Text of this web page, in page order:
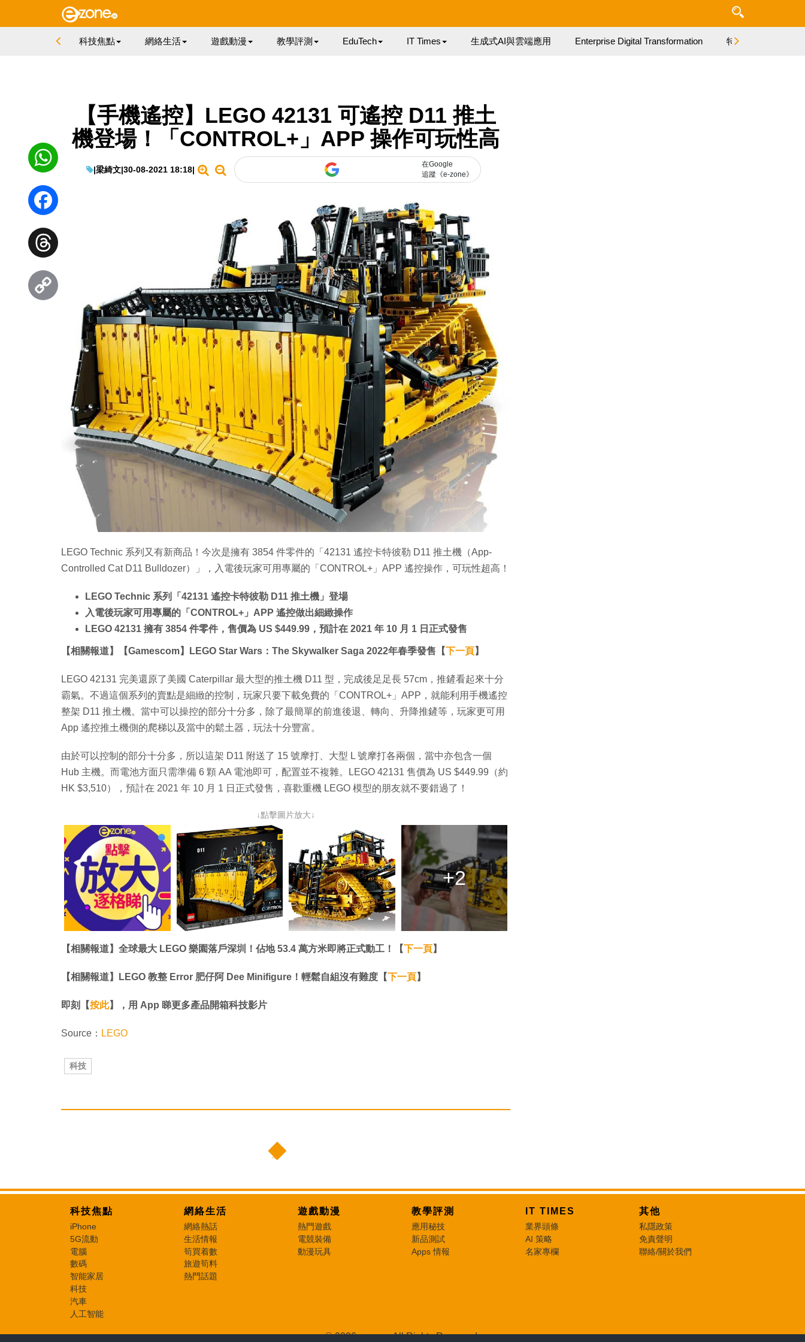
科技焦點 網絡生活 遊戲動漫 教學評測 EduTech IT Times 生成式AI與雲端應用 Enterprise Digital Transformation 特集
【手機遙控】LEGO 42131 可遙控 D11 推土
機登場！「CONTROL+」APP 操作可玩性高
|梁綺文|30-08-2021 18:18|
在Google
追蹤《e-zone》
LEGO Technic 系列又有新商品！今次是擁有 3854 件零件的「42131 遙控卡特彼勒 D11 推土機（App-
Controlled Cat D11 Bulldozer）」，入電後玩家可用專屬的「CONTROL+」APP 遙控操作，可玩性超高！
LEGO Technic 系列「42131 遙控卡特彼勒 D11 推土機」登場
入電後玩家可用專屬的「CONTROL+」APP 遙控做出細緻操作
LEGO 42131 擁有 3854 件零件，售價為 US $449.99，預計在 2021 年 10 月 1 日正式發售
【相關報道】【Gamescom】LEGO Star Wars：The Skywalker Saga 2022年春季發售【下一頁】
LEGO 42131 完美還原了美國 Caterpillar 最大型的推土機 D11 型，完成後足足長 57cm，推鏟看起來十分
霸氣。不過這個系列的賣點是細緻的控制，玩家只要下載免費的「CONTROL+」APP，就能利用手機遙控
整架 D11 推土機。當中可以操控的部分十分多，除了最簡單的前進後退、轉向、升降推鏟等，玩家更可用
App 遙控推土機側的爬梯以及當中的鬆土器，玩法十分豐富。
由於可以控制的部分十分多，所以這架 D11 附送了 15 號摩打、大型 L 號摩打各兩個，當中亦包含一個
Hub 主機。而電池方面只需準備 6 顆 AA 電池即可，配置並不複雜。LEGO 42131 售價為 US $449.99（約
HK $3,510），預計在 2021 年 10 月 1 日正式發售，喜歡重機 LEGO 模型的朋友就不要錯過了！
↓點擊圖片放大↓
+2
【相關報道】全球最大 LEGO 樂園落戶深圳！佔地 53.4 萬方米即將正式動工！【下一頁】
【相關報道】LEGO 教整 Error 肥仔阿 Dee Minifigure！輕鬆自組沒有難度【下一頁】
即刻【按此】，用 App 睇更多產品開箱科技影片
Source： LEGO
科技
WhatsApp
Facebook
Threads
科技焦點
iPhone
5G流動
電腦
數碼
智能家居
科技
汽車
人工智能
網絡生活
網絡熱話
生活情報
筍買着數
旅遊筍料
熱門話題
遊戲動漫
熱門遊戲
電競裝備
動漫玩具
教學評測
應用秘技
新品測試
Apps 情報
IT TIMES
業界頭條
AI 策略
名家專欄
其他
私隱政策
免責聲明
聯絡/關於我們
© 2026 e-zone. All Rights Reserved.